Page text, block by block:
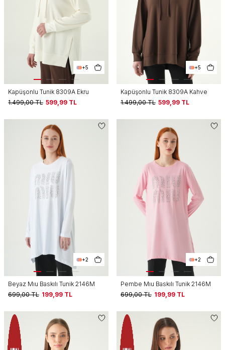
+5
Kapüşonlu Tunik 8309A Ekru
1.499,00TL 599,99 TL
+5
Kapüşonlu Tunik 8309A Kahve
1.499,00TL 599,99 TL
+2
Beyaz Mıu Baskılı Tunik 2146M
699,00TL 199,99 TL
+2
Pembe Mıu Baskılı Tunik 2146M
699,00TL 199,99 TL